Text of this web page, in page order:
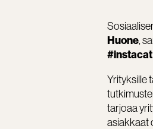
Huone,
#instacat
Yrityksille
tarjoaa
asiakkaat